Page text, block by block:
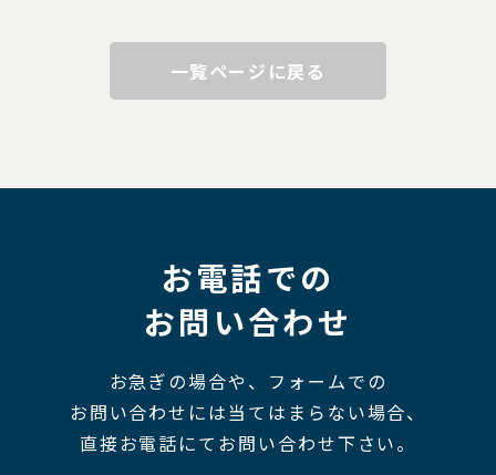
一覧ページに戻る
お電話での
お問い合わせ
お急ぎの場合や、フォームでの
お問い合わせには当てはまらない場合、
直接お電話にてお問い合わせ下さい。